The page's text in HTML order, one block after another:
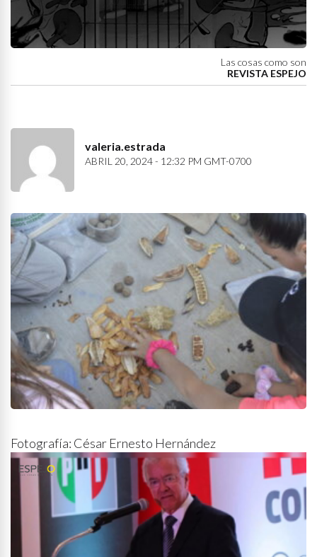
Las cosas como son
REVISTA ESPEJO
valeria.estrada
ABRIL 20, 2024 - 12:32 PM GMT-0700
Fotografía: César Ernesto Hernández